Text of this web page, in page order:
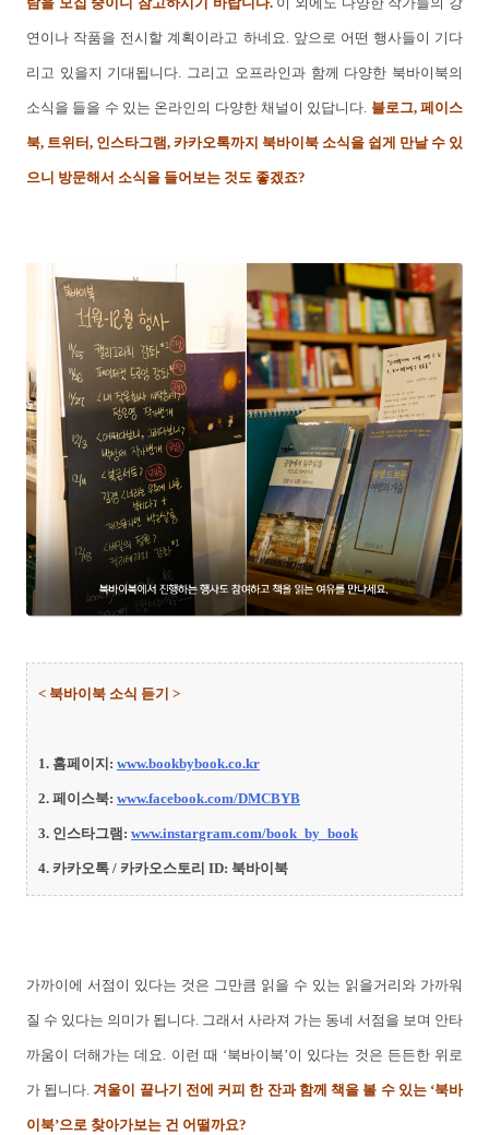
연이나 작품을 전시할 계획이라고 하네요. 앞으로 어떤 행사들이 기다
리고 있을지 기대됩니다. 그리고 오프라인과 함께 다양한 북바이북의
소식을 들을 수 있는 온라인의 다양한 채널이 있답니다. 블로그, 페이스
북, 트위터, 인스타그램, 카카오톡까지 북바이북 소식을 쉽게 만날 수 있
으니 방문해서 소식을 들어보는 것도 좋겠죠?
< 북바이북 소식 듣기 >
1. 홈페이지: www.bookbybook.co.kr
2. 페이스북: www.facebook.com/DMCBYB
3. 인스타그램: www.instargram.com/book_by_book
4. 카카오톡 / 카카오스토리 ID: 북바이북
가까이에 서점이 있다는 것은 그만큼 읽을 수 있는 읽을거리와 가까워
질 수 있다는 의미가 됩니다. 그래서 사라져 가는 동네 서점을 보며 안타
까움이 더해가는 데요. 이런 때 ‘북바이북’이 있다는 것은 든든한 위로
가 됩니다. 겨울이 끝나기 전에 커피 한 잔과 함께 책을 볼 수 있는 ‘북바
이북’으로 찾아가보는 건 어떨까요?